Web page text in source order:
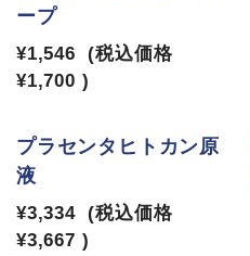
ープ
¥1,546
(税込価格
¥1,700 )
プラセンタヒトカン原
液
¥3,334 (税込価格
¥3,667 )